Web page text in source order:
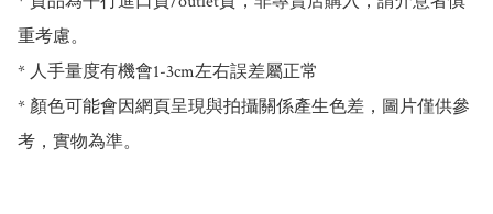
重考慮。
* 人手量度有機會1-3cm左右誤差屬正常
* 顏色可能會因網頁呈現與拍攝關係產生色差，圖片僅供參
考，實物為準。